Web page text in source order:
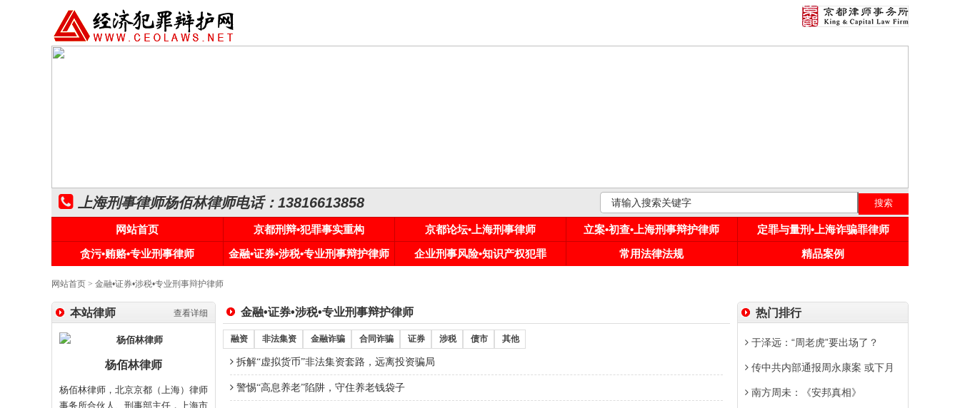
上海刑事律师杨佰林律师电话：13816613858
网站首页 京都刑辩•犯罪事实重构 京都论坛•上海刑事律师 立案•初查•上海刑事辩护律师
定罪与量刑•上海诈骗罪律师
贪污•贿赂•专业刑事律师
金融•证券•涉税•专业刑事辩护律师 企业刑事风险•知识产权犯罪 常用法律法规 精品案例
网站首页 > 金融•证券•涉税•专业刑事辩护律师
查看详细
本站律师
杨佰林律师
杨佰林律师，北京京都（上海）律师
事务所合伙人、刑事部主任，上海市
金融•证券•涉税•专业刑事辩护律师
融资 非法集资 金融诈骗 合同诈骗 证券 涉税 债市 其他
拆解“虚拟货币”非法集资套路，远离投资骗局
警惕“高息养老”陷阱，守住养老钱袋子
热门排行
于泽远：“周老虎”要出场了？
传中共内部通报周永康案 或下月
南方周未：《安邦真相》